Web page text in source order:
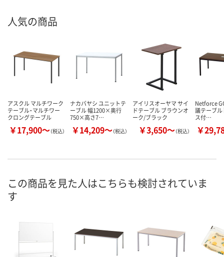
人気の商品
アスクル マルチワーク
テーブル・マルチワー
クロングテーブル
￥17,900～（税込）
ナカバヤシ ユニットテ
ーブル 幅1200×奥行
750×高さ7…
￥14,209～（税込）
アイリスオーヤマ サイ
ドテーブル ブラウンオ
ーク/ブラック
￥3,650～（税込）
Netforce
議テーブ
ス付…
￥
この商品を見た人はこちらも検討されていま
す